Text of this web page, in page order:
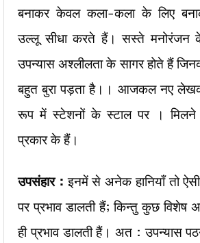
बनाकर केवल कला-कला के लिए
उल्लू सीधा करते हैं। सस्ते मनोरंजन
उपन्यास अश्लीलता के सागर होते हैं
बहुत बुरा पड़ता है।। आजकल नए
रूप में स्टेशनों के स्टाल पर । मिलने
प्रकार के हैं।
उपसंहार : इनमें से अनेक हानियाँ तो
पर प्रभाव डालती हैं; किन्तु कुछ विशेष
ही प्रभाव डालती हैं। अत : उपन्यास